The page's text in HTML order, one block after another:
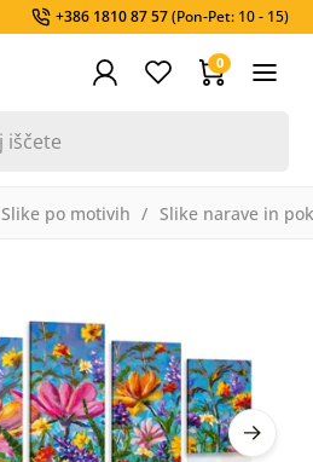
+386 1810 87 57(Pon-Pet: 10 - 15)
0
Slike po motivih Slike narave in